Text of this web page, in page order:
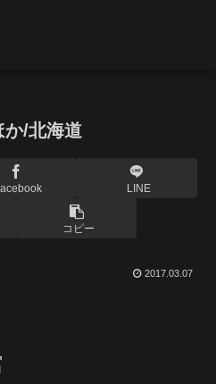
か/北海道
LINE
コピー
2017.03.07